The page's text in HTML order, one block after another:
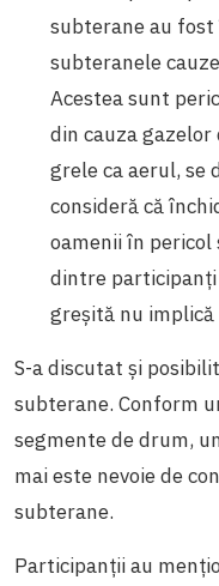
subterane au
subteranele
Acestea sunt
din cauza
grele ca aerul, se
consideră că
oamenii în
dintre participanți
greșită nu
S-a discutat și
subterane. Conform
segmente de drum,
mai este nevoie de
subterane.
Participanții au